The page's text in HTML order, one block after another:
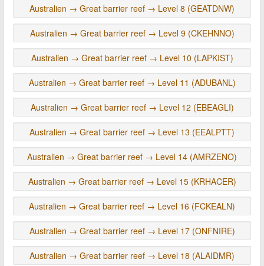
Australien → Great barrier reef → Level 8 (GEATDNW)
Australien → Great barrier reef → Level 9 (CKEHNNO)
Australien → Great barrier reef → Level 10 (LAPKIST)
Australien → Great barrier reef → Level 11 (ADUBANL)
Australien → Great barrier reef → Level 12 (EBEAGLI)
Australien → Great barrier reef → Level 13 (EEALPTT)
Australien → Great barrier reef → Level 14 (AMRZENO)
Australien → Great barrier reef → Level 15 (KRHACER)
Australien → Great barrier reef → Level 16 (FCKEALN)
Australien → Great barrier reef → Level 17 (ONFNIRE)
Australien → Great barrier reef → Level 18 (ALAIDMR)